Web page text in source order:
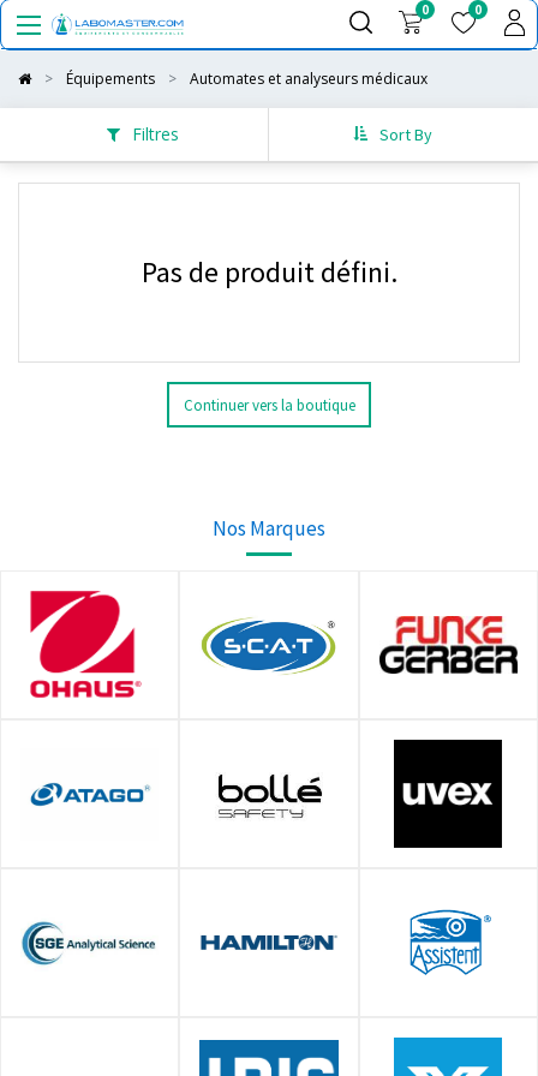
0 0
Équipements Automates et analyseurs médicaux
Filtres Sort By
Pas de produit défini.
Continuer vers la boutique
Nos Marques